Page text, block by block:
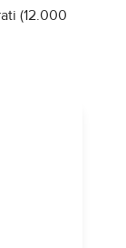
(12.000